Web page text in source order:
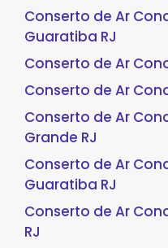
Conserto de Ar
Guaratiba RJ
Conserto de Ar
Conserto de Ar
Conserto de Ar
Grande RJ
Conserto de Ar
Guaratiba RJ
Conserto de Ar
RJ